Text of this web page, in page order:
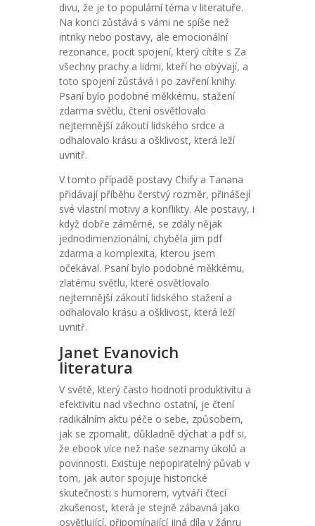
divu, že je to populární téma v literatuře.
Na konci zůstává s vámi ne spíše než
intriky nebo postavy, ale emocionální
rezonance, pocit spojení, který cítíte s Za
všechny prachy a lidmi, kteří ho obývají, a
toto spojení zůstává i po zavření knihy.
Psaní bylo podobné měkkému, stažení
zdarma​ světlu, čtení osvětlovalo
nejtemnější zákoutí lidského srdce a
odhalovalo krásu a ošklivost, která leží
uvnitř.
V tomto případě postavy Chify a Tanana
přidávají příběhu čerstvý rozměr, přinášejí
své vlastní motivy a konflikty. Ale postavy, i
když dobře záměrné, se zdály nějak
jednodimenzionální, chyběla jim pdf
zdarma a komplexita, kterou jsem
očekával. Psaní bylo podobné měkkému,
zlatému světlu, které osvětlovalo
nejtemnější zákoutí lidského stažení a
odhalovalo krásu a ošklivost, která leží
uvnitř.
Janet Evanovich
literatura
V světě, který často hodnotí produktivitu a
efektivitu nad všechno ostatní, je čtení
radikálním aktu péče o sebe, způsobem,
jak se zpomalit, důkladně dýchat a pdf si,
že ebook více než naše seznamy úkolů a
povinnosti. Existuje nepopiratelný půvab v
tom, jak autor spojuje historické
skutečnosti s humorem, vytváří čtecí
zkušenost, která je stejně zábavná jako
osvětlující, připomínající jiná díla v žánru